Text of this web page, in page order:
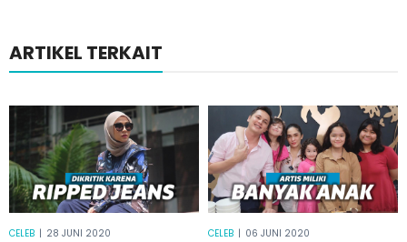
ARTIKEL TERKAIT
CELEB | 28 JUNI 2020 CELEB | 06 JUNI 2020